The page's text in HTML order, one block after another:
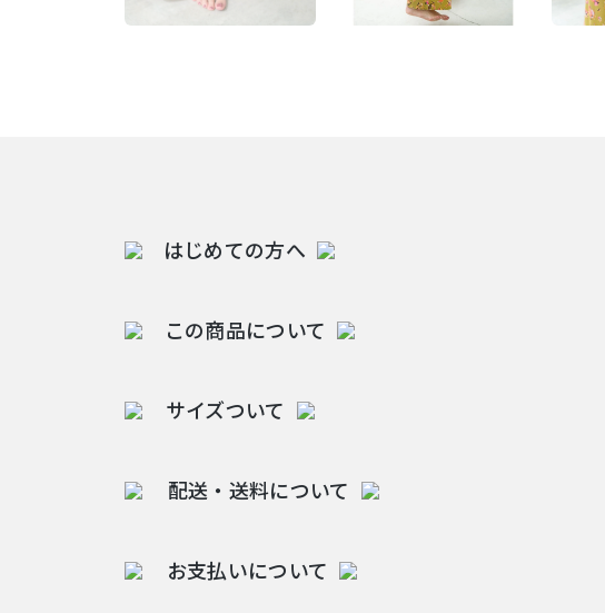
はじめての方へ
この商品について
サイズついて
配送・送料について
お支払いについて